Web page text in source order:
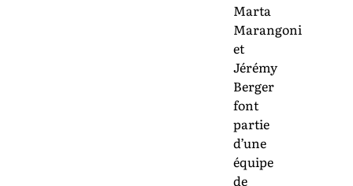
Marta
Marangoni
et
Jérémy
Berger
font
partie
d’une
équipe
de